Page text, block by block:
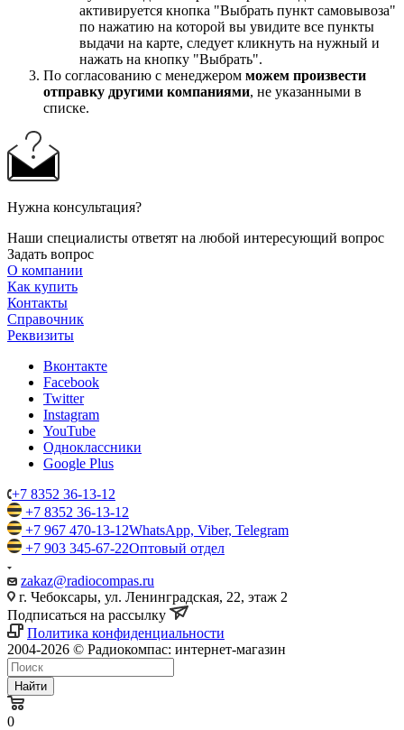
активируется кнопка "Выбрать пункт самовывоза"
по нажатию на которой вы увидите все пункты
выдачи на карте, следует кликнуть на нужный и
нажать на кнопку "Выбрать".
По согласованию с менеджером можем произвести
отправку другими компаниями, не указанными в
списке.
Нужна консультация?
Наши специалисты ответят на любой интересующий вопрос
Задать вопрос
О компании
Как купить
Контакты
Справочник
Реквизиты
Вконтакте
Facebook
Twitter
Instagram
YouTube
Одноклассники
Google Plus
+7 8352 36-13-12
+7 8352 36-13-12
+7 967 470-13-12WhatsApp, Viber, Telegram
+7 903 345-67-22Оптовый отдел
zakaz@radiocompas.ru
г. Чебоксары, ул. Ленинградская, 22, этаж 2
Подписаться на рассылку
Политика конфиденциальности
2004-2026 © Радиокомпас: интернет-магазин
Найти
0